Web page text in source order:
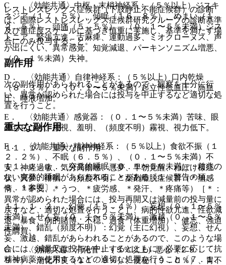
C． 〈効能共通〉中枢・末梢神経系：（５％以上）ジスキ
ネジア（１７．５％）、傾眠（１６．８％）、めまい（１
２．５％）、頭痛（５．５％）、（０．１〜５％未満）ジス
トニア、緊張亢進、舌麻痺、運動過多、ミオクローヌス、声
が出にくい、異常感覚、知覚減退、パーキンソニズム増悪、
（０．１％未満）失神。
D． 〈効能共通〉自律神経系：（５％以上）口内乾燥
（８．３％）、（０．１〜５％未満）起立性低血圧、高血
圧、唾液増加。
E． 〈効能共通〉感覚器：（０．１〜５％未満）苦味、眼
のちらつき、複視、羞明、（頻度不明）霧視、視力低下。
F． 〈効能共通〉精神神経系：（５％以上）食欲不振（１
２．２％）、不眠（６．５％）、（０．１〜５％未満）不
安、神経過敏、気分高揚感、悪夢、早朝覚醒、ねぼけ様症
状、異夢、徘徊、（頻度不明）＊薬剤離脱症候群（＊無感
情、＊不安、＊うつ、＊疲労感、＊発汗、＊疼痛等）［＊：
異常が認められた場合には、投与再開又は減量前の投与量に
戻すなど、適切な処置を行うこと］、病的性欲亢進、性欲減
退、暴食、病的賭博、不穏、過食（体重増加）、健忘、強迫
性購買。
G． 〈効能共通〉消化管：（５％以上）悪心（２９．
９％）、消化不良（１１．９％）、便秘（９．０％）、胃不
レストレスレッグス症候群（下肢静止不能症候群）の診断
は、国際レストレスレッグス症候群研究グループの診断基準
及び重症度スケールに基づき慎重に実施し、基準を満たす場
合にのみ投与すること。
副作用
次の副作用があらわれることがあるので、観察を十分に行
い、異常が認められた場合には投与を中止するなど適切な処
置を行うこと。
重大な副作用
１１．１． 重大な副作用
１１．１．１． 突発的睡眠（０．１〜５％未満）：前兆の
ない突発的睡眠があらわれることがある〔１．警告の項、
８．１参照〕。
１１．１．２． 幻覚（１５．４％）、妄想（０．１〜５％
未満）、せん妄（０．１〜５％未満）、激越（０．１〜５％
未満）、錯乱（頻度不明）：幻覚（主に幻視）、妄想、せん
妄、激越、錯乱があらわれることがあるので、このような場
合には、減量又は投与を中止するとともに、必要に応じて抗
精神病薬を使用するなどの適切な処置を行うこと〔７．１、